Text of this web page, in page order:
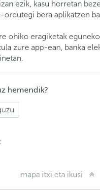
ezik, kasu horretan
ordutegi bera aplikatzen
ohiko eragiketak
zure app-ean, banka
hemendik?
mapa itxi eta ikusi